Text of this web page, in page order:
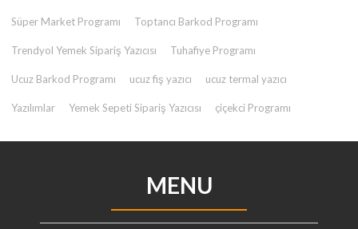
Süper Market Programı Toptancı Barkod Programı
Trendyol Yemek Sipariş Yazıcısı Tuhafiye Programı
Ucuz Barkod Programı ucuz fiş yazıcı ucuz termal yazıcı
Yazılımlar Yemek Sepeti Sipariş Yazıcısı çiçekci Programı
MENU